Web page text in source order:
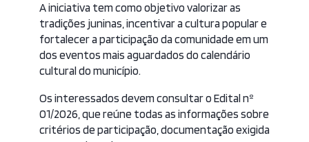
A iniciativa tem como objetivo valorizar as
tradições juninas, incentivar a cultura popular e
fortalecer a participação da comunidade em um
dos eventos mais aguardados do calendário
cultural do município.
Os interessados devem consultar o Edital nº
01/2026, que reúne todas as informações sobre
critérios de participação, documentação exigida